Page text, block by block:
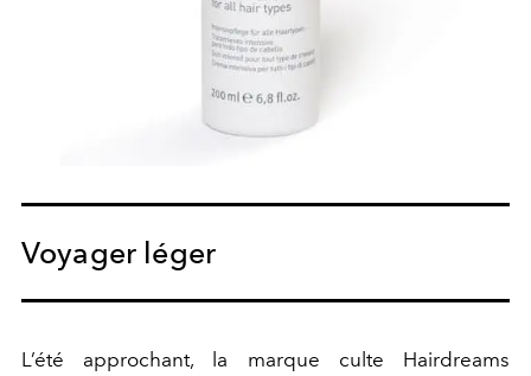
Voyager léger
L’été approchant, la marque culte Hairdreams